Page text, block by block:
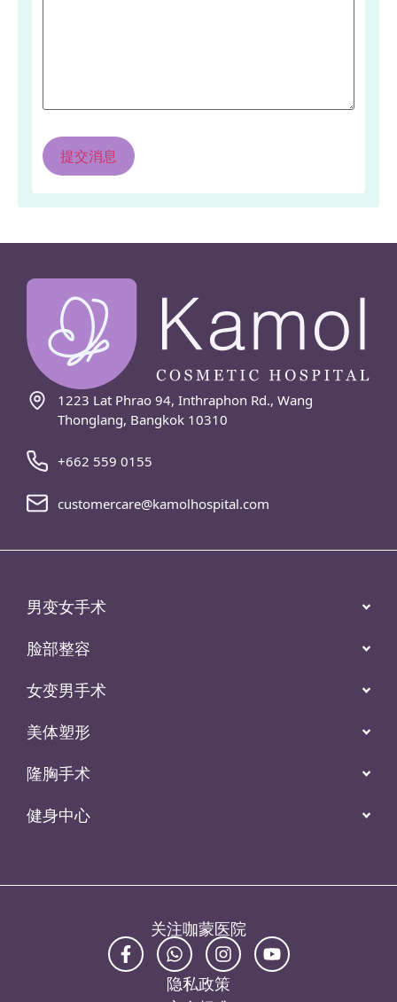
1223 Lat Phrao 94, Inthraphon Rd., Wang
Thonglang, Bangkok 10310
+662 559 0155
customercare@kamolhospital.com
男变女手术
脸部整容
女变男手术
美体塑形
隆胸手术
健身中心
关注咖蒙医院
隐私政策